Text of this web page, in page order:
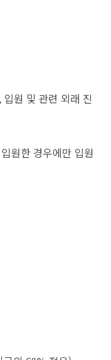
원 및 관련 외래 진
원한 경우에만 입원